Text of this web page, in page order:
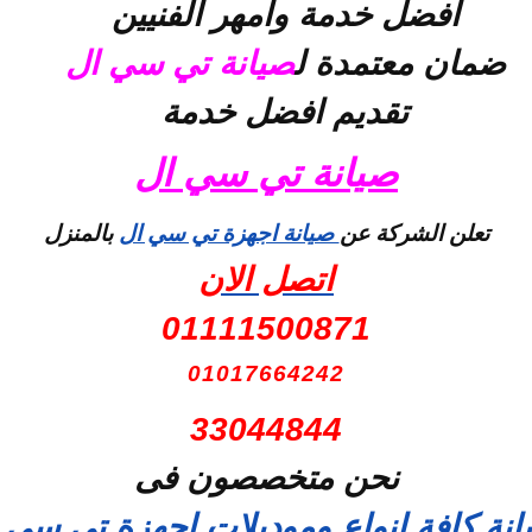
افضل خدمة وامهر الفنيين
ضمان معتمدة لصيانة تي سي ال
تقديم افضل خدمة
صيانة تي سي ال
تعلن الشركة عن صيانة اجهزة تي سي ال بالمنزل
اتصل الان
01111500871
01017664242
33044844
نحن متخصصون فى